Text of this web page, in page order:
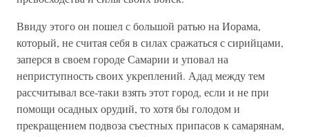
Ввиду этого он пошел с большой ратью на Иорама,
который, не считая себя в силах сражаться с сирийцами,
заперся в своем городе Самарии и уповал на
неприступность своих укреплений. Адад между тем
рассчитывал все-таки взять этот город, если и не при
помощи осадных орудий, то хотя бы голодом и
прекращением подвоза съестных припасов к самарянам,